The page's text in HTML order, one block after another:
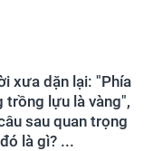
xưa dặn lại: "Phía
trồng lựu là vàng",
sau quan trọng
là gì? ...